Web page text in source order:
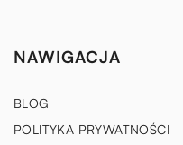
NAWIGACJA
BLOG
POLITYKA PRYWATNOŚCI